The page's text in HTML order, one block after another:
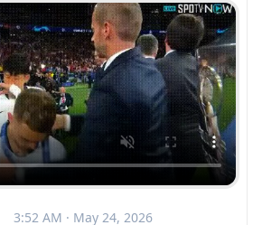
3:52 AM · May 24, 2026